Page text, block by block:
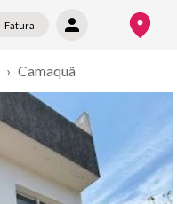
Fatura
› Camaquã